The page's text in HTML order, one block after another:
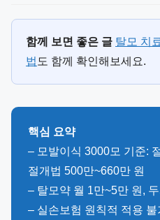
함께 보면 좋은 글 탈모 치
법 도 함께 확인해보세요.
핵심 요약
– 모발이식 3000모 기준:
절개법 500만~660만 원
– 탈모약 월 1만~5만 원,
– 실손보험 원칙적 적용